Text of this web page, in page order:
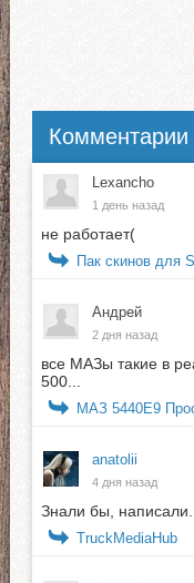
Комментарии
Lexancho
1 день назад
не работает(
Пак скинов для
Андрей
2 дня назад
все МАЗы такие в
500...
МАЗ 5440E9
anatolii
4 дня назад
Знали бы, написали.
TruckMediaHub